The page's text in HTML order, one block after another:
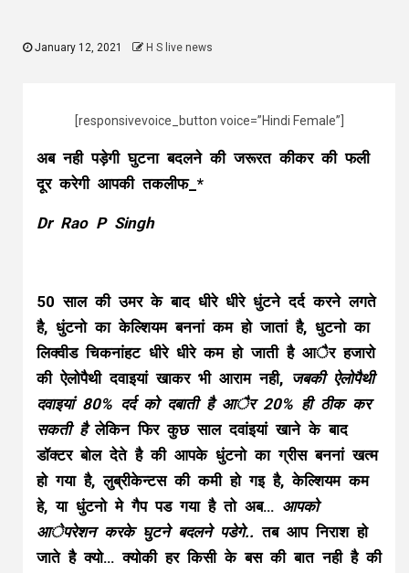
January 12, 2021 H S live news
[responsivevoice_button voice=”Hindi Female”]
अब नही पड़ेगी घुटना बदलने की जरूरत कीकर की फली
दूर करेगी आपकी तकलीफ_*
Dr Rao P Singh
50 साल की उमर के बाद धीरे धीरे धुंटने दर्द करने लगते
है, धुंटनो का केल्शियम बननां कम हो जातां है, धुटनो का
लिक्वीड चिकनांहट धीरे धीरे कम हो जाती है आैर हजारो
की ऐलोपैथी दवाइयां खाकर भी आराम नही, जबकी ऐलोपैथी
दवाइयां 80% दर्द को दबाती है आैर 20% ही ठीक कर
सकती हैलेकिन फिर कुछ साल दवांइयां खाने के बाद
डॉक्टर बोल देते है की आपके धुंटनो का ग्रीस बननां खत्म
हो गया है, लुब्रीकेन्टस की कमी हो गइ है, केल्शियम कम
हे, या धुंटनो मे गैप पड गया है तो अब… आपको
आेपरेशन करके घुटने बदलने पडेगे.. तब आप निराश हो
जाते है क्यो… क्योकी हर किसी के बस की बात नही है की